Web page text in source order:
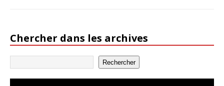
Chercher dans les archives
Rechercher